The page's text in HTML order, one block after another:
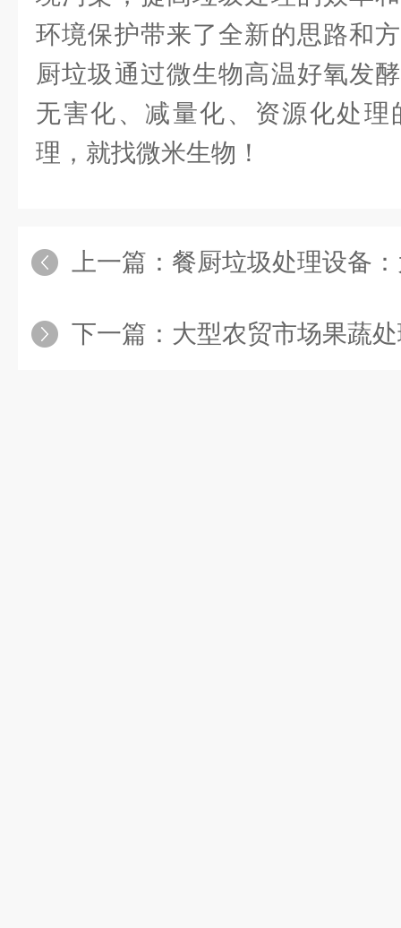
环境保护带来了全新的思路和
厨垃圾通过微生物高温好氧发
无害化、减量化、资源化处
理，就找微米生物！
上一篇： 餐厨垃圾处理设备
下一篇： 大型农贸市场果蔬处理过程中